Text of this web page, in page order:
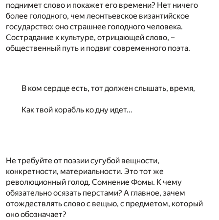
поднимет слово и покажет его времени? Нет ничего
более голодного, чем леонтьевское византийское
государство: оно страшнее голодного человека.
Сострадание к культуре, отрицающей слово, –
общественный путь и подвиг современного поэта.
В ком сердце есть, тот должен слышать, время,
Как твой корабль ко дну идет…
Не требуйте от поэзии сугубой вещности,
конкретности, материальности. Это тот же
революционный голод. Сомнение Фомы. К чему
обязательно осязать перстами? А главное, зачем
отождествлять слово с вещью, с предметом, который
оно обозначает?